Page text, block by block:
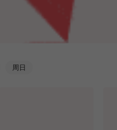
周 日